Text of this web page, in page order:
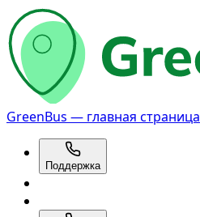
GreenBus — главная страница
Поддержка